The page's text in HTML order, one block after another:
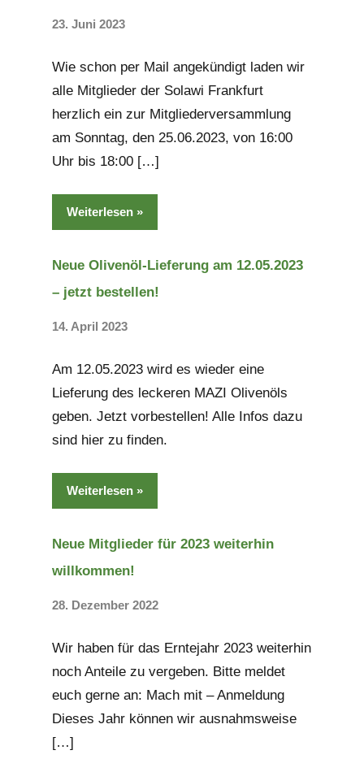
23. Juni 2023
Wie schon per Mail angekündigt laden wir
alle Mitglieder der Solawi Frankfurt
herzlich ein zur Mitgliederversammlung
am Sonntag, den 25.06.2023, von 16:00
Uhr bis 18:00 […]
Weiterlesen
Neue Olivenöl-Lieferung am 12.05.2023
– jetzt bestellen!
14. April 2023
Am 12.05.2023 wird es wieder eine
Lieferung des leckeren MAZI Olivenöls
geben. Jetzt vorbestellen! Alle Infos dazu
sind hier zu finden.
Weiterlesen
Neue Mitglieder für 2023 weiterhin
willkommen!
28. Dezember 2022
Wir haben für das Erntejahr 2023 weiterhin
noch Anteile zu vergeben. Bitte meldet
euch gerne an: Mach mit – Anmeldung
Dieses Jahr können wir ausnahmsweise
[…]